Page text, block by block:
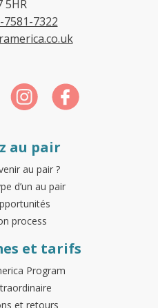
5HR
7581-7322
au pair
au pair ?
d’un au pair
process
et tarifs
Program
et retours